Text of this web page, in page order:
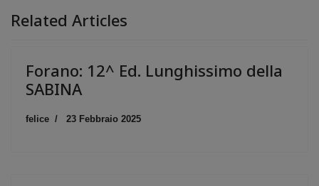
Related Articles
Forano: 12^ Ed. Lunghissimo della
SABINA
felice 23 Febbraio 2025